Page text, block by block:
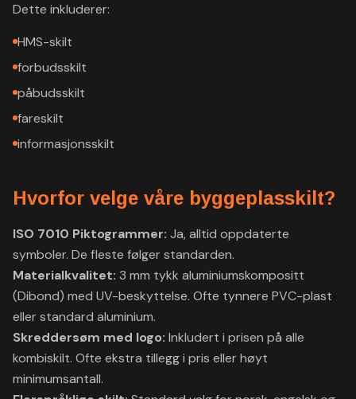
Dette inkluderer:
HMS-skilt
forbudsskilt
påbudsskilt
fareskilt
informasjonsskilt
Hvorfor velge våre byggeplasskilt?
ISO 7010 Piktogrammer: Ja, alltid oppdaterte
symboler. De fleste følger standarden.
Materialkvalitet: 3 mm tykk aluminiumskompositt
(Dibond) med UV-beskyttelse. Ofte tynnere PVC-plast
eller standard aluminium.
Skreddersøm med logo: Inkludert i prisen på alle
kombiskilt. Ofte ekstra tillegg i pris eller høyt
minimumsantall.